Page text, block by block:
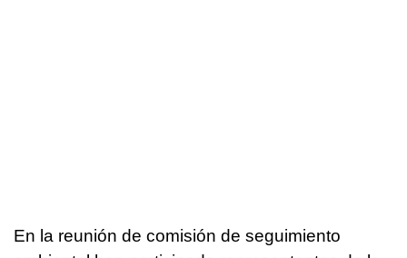
En la reunión de comisión de seguimiento